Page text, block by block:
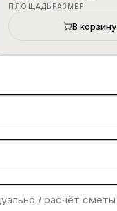
ПЛОЩАДЬ РАЗМЕР
В корзину